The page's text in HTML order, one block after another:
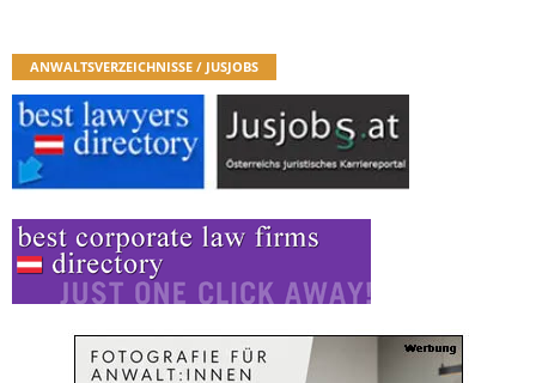
ANWALTSVERZEICHNISSE / JUSJOBS